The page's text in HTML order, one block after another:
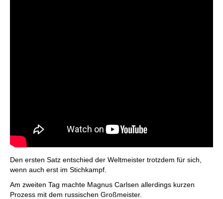
Den ersten Satz entschied der Weltmeister trotzdem für sich,
wenn auch erst im Stichkampf.
Am zweiten Tag machte Magnus Carlsen allerdings kurzen
Prozess mit dem russischen Großmeister.